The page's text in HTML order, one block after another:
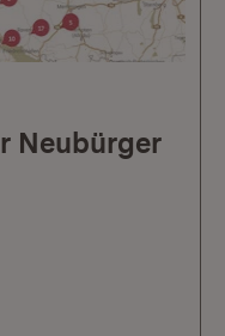
Neubürger